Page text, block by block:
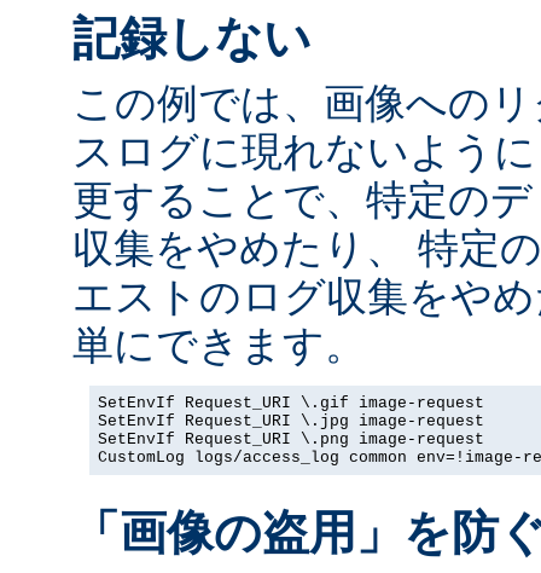
記録しない
この例では、画像への
スログに現れないよう
更することで、特定の
収集をやめたり、 特定
エストのログ収集をや
単にできます。
SetEnvIf Request_URI \.gif image-request
SetEnvIf Request_URI \.jpg image-request
SetEnvIf Request_URI \.png image-request
CustomLog logs/access_log common env=!image-
「画像の盗用」を防